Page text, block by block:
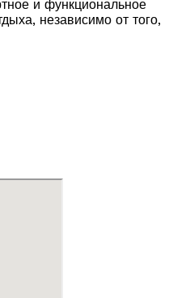
и функциональное
независимо от того,